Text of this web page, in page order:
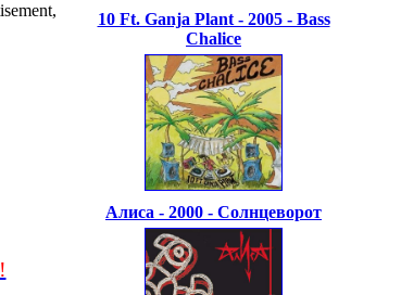
10 Ft. Ganja Plant - 2005 - Bass
Chalice
Алиса - 2000 - Солнцеворот